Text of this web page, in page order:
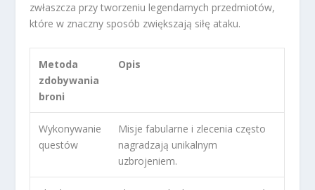
zwłaszcza przy tworzeniu legendarnych przedmiotów,
które w znaczny sposób zwiększają siłę ataku.
Metoda
zdobywania
broni
Opis
Wykonywanie
questów
Misje fabularne i zlecenia często
nagradzają unikalnym
uzbrojeniem.